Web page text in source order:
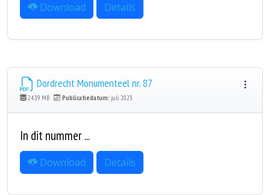
Download Details
Dordrecht Monumenteel nr. 87
24.39 MB Publicatiedatum: juli 2023
In dit nummer ...
Download Details